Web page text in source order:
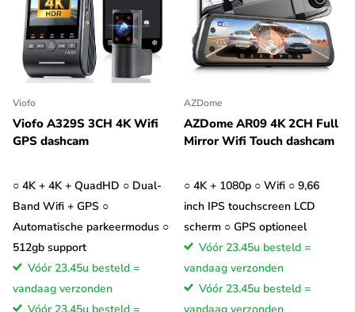
Viofo
Viofo A329S 3CH 4K Wifi
GPS dashcam
○ 4K + 4K + QuadHD ○ Dual-
Band Wifi + GPS ○
Automatische parkeermodus ○
512gb support
Vóór 23.45u besteld =
vandaag verzonden
Vóór 23.45u besteld =
AZDome
AZDome AR09 4K 2CH Full
Mirror Wifi Touch dashcam
○ 4K + 1080p ○ Wifi ○ 9,66
inch IPS touchscreen LCD
scherm ○ GPS optioneel
Vóór 23.45u besteld =
vandaag verzonden
Vóór 23.45u besteld =
vandaag verzonden